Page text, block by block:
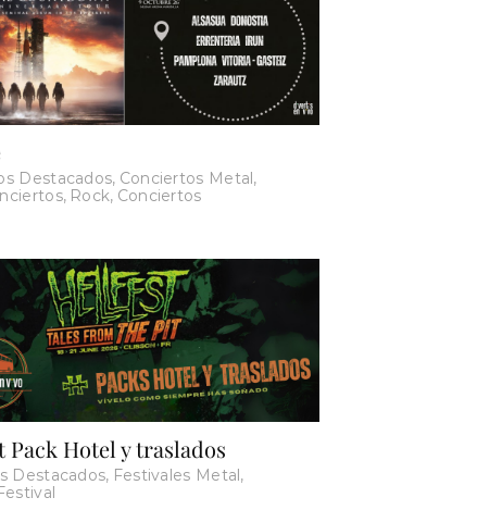
Destacados, Conciertos Metal ,
, Rock, Conciertos
Pack Hotel y traslados
Destacados, Festivales Metal,